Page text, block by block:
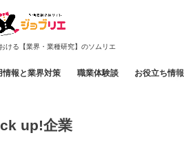
ける【業界・業種研究】のソムリエ
情報と業界対策 職業体験談 お役立ち情報
up!企業